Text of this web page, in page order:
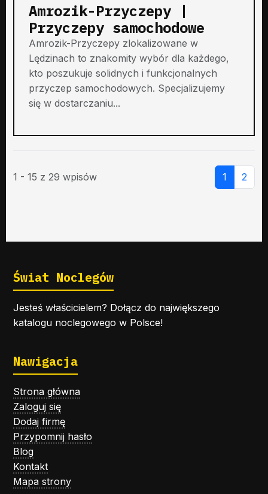
Amrozik-Przyczepy |
Przyczepy samochodowe
Amrozik-Przyczepy zlokalizowane w
Lędzinach to znakomity wybór dla każdego,
kto poszukuje solidnych i funkcjonalnych
przyczep samochodowych. Specjalizujemy
się w dostarczaniu...
1 - 15 z 29 wpisów 1 2
Świat Noclegów
Jesteś właścicielem? Dołącz do największego
katalogu noclegowego w Polsce!
Nawigacja
Strona główna
Zaloguj się
Dodaj firmę
Przypomnij hasło
Blog
Kontakt
Mapa strony